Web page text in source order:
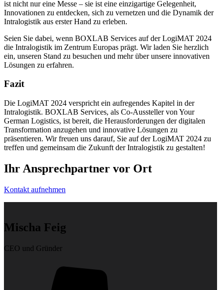
ist nicht nur eine Messe – sie ist eine einzigartige Gelegenheit,
Innovationen zu entdecken, sich zu vernetzen und die Dynamik der
Intralogistik aus erster Hand zu erleben.
Seien Sie dabei, wenn BOXLAB Services auf der LogiMAT 2024
die Intralogistik im Zentrum Europas prägt. Wir laden Sie herzlich
ein, unseren Stand zu besuchen und mehr über unsere innovativen
Lösungen zu erfahren.
Fazit
Die LogiMAT 2024 verspricht ein aufregendes Kapitel in der
Intralogistik. BOXLAB Services, als Co-Aussteller von Your
German Logistics, ist bereit, die Herausforderungen der digitalen
Transformation anzugehen und innovative Lösungen zu
präsentieren. Wir freuen uns darauf, Sie auf der LogiMAT 2024 zu
treffen und gemeinsam die Zukunft der Intralogistik zu gestalten!
Ihr Ansprechpartner vor Ort
Kontakt aufnehmen
Mischa Feig
CEO und Gründer